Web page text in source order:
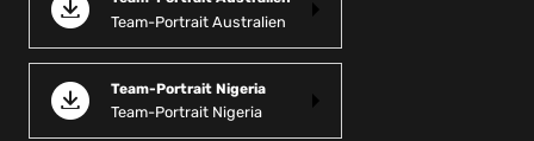
Team-Portrait Australien
Team-Portrait Nigeria
Team-Portrait Nigeria